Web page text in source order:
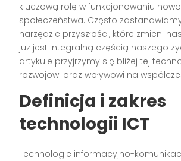
kluczową rolę w funkcjonowaniu
społeczeństwa. Często
narzędzie przyszłości, które zmieni
już jest integralną częścią naszego
artykule przyjrzymy się bliżej tej
rozwojowi oraz wpływowi na
Definicja i zakres
technologii ICT
Technologie informacyjno-